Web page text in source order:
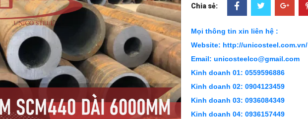
Chia sẻ:
Mọi thông tin xin liên hệ :
Website: http://unicosteel.com.vn/
Email: unicosteelco@gmail.com
Kinh doanh 01: 0559596886
Kinh doanh 02: 0904123459
Kinh doanh 03: 0936084349
Kinh doanh 04: 0936157449